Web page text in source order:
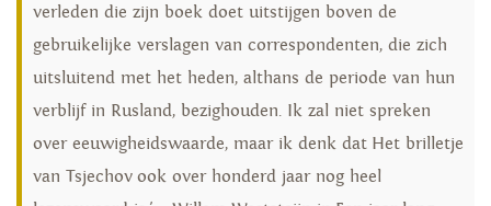
verleden die zijn boek doet uitstijgen boven de
gebruikelijke verslagen van correspondenten, die zich
uitsluitend met het heden, althans de periode van hun
verblijf in Rusland, bezighouden. Ik zal niet spreken
over eeuwigheidswaarde, maar ik denk dat Het brilletje
van Tsjechov ook over honderd jaar nog heel